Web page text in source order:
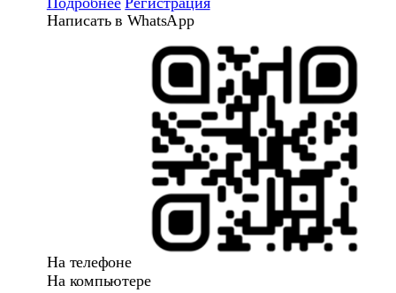
Написать в WhatsApp
На телефоне
На компьютере